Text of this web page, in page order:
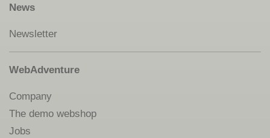
News
Newsletter
WebAdventure
Company
The demo webshop
Jobs